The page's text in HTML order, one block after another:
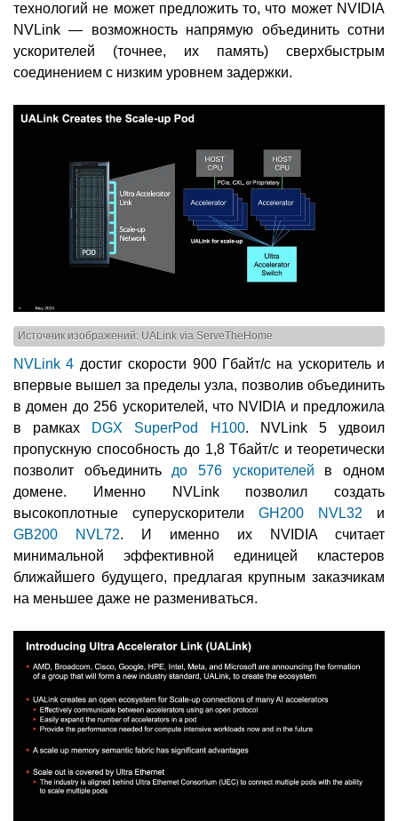
технологий не может предложить то, что может NVIDIA
NVLink — возможность напрямую объединить сотни
ускорителей (точнее, их память) сверхбыстрым
соединением с низким уровнем задержки.
Источник изображений: UALink via ServeTheHome
NVLink 4 достиг скорости 900 Гбайт/с на ускоритель и
впервые вышел за пределы узла, позволив объединить
в домен до 256 ускорителей, что NVIDIA и предложила
в рамках
DGX SuperPod H100. NVLink 5 удвоил
пропускную способность до 1,8 Тбайт/с и теоретически
позволит объединитьдо 576 ускорителей в одном
домене. Именно NVLink позволил создать
высокоплотные суперускорители GH200 NVL32 и
GB200 NVL72. И именно их NVIDIA считает
минимальной эффективной единицей кластеров
ближайшего будущего, предлагая крупным заказчикам
на меньшее даже не размениваться.